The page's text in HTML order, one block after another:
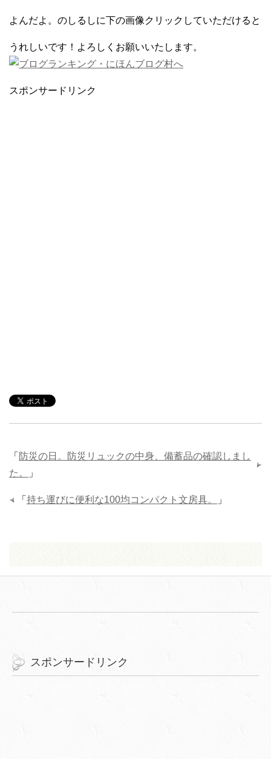
よんだよ。のしるしに下の画像クリックしていただけると
うれしいです！よろしくお願いいたします。
スポンサードリンク
「 防災の日。防災リュックの中身、備蓄品の確認しまし
た。
」
「 持ち運びに便利な100均コンパクト文房具。 」
スポンサードリンク